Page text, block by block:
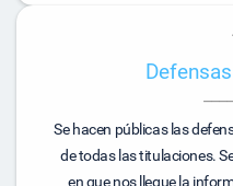
Se hacen públicas las
de todas las titulaciones.